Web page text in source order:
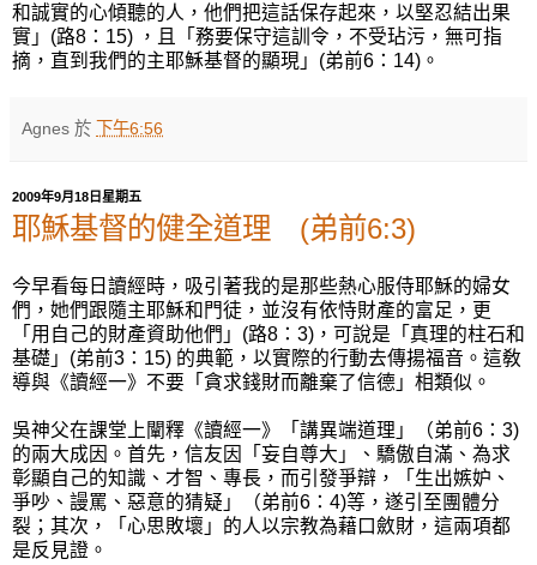
和誠實的心傾聽的人，他們把這話保存起來，以堅忍結出果
實」(路8：15) ，且「務要保守這訓令，不受玷污，無可指
摘，直到我們的主耶穌基督的顯現」(弟前6：14)。
Agnes 於 下午6:56
2009年9月18日星期五
耶穌基督的健全道理 (弟前6:3)
今早看每日讀經時，吸引著我的是那些熱心服侍耶穌的婦女
們，她們跟隨主耶穌和門徒，並沒有依恃財產的富足，更
「用自己的財產資助他們」(路8：3)，可說是「真理的柱石和
基礎」(弟前3：15) 的典範，以實際的行動去傳揚福音。這敎
導與《讀經一》不要「貪求錢財而離棄了信德」相類似。
吳神父在課堂上闡釋《讀經一》「講異端道理」（弟前6：3)
的兩大成因。首先，信友因「妄自尊大」、驕傲自滿、為求
彰顯自己的知識、才智、專長，而引發爭辯，「生出嫉妒、
爭吵、謾罵、惡意的猜疑」（弟前6：4)等，遂引至團體分
裂；其次，「心思敗壞」的人以宗教為藉口斂財，這兩項都
是反見證。